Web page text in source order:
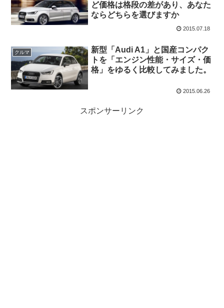
ど価格は格段の差があり、あなた
ならどちらを選びますか
2015.07.18
クルマ
新型「Audi A1」と国産コンパク
トを「エンジン性能・サイズ・価
格」をゆるく比較してみました。
2015.06.26
スポンサーリンク